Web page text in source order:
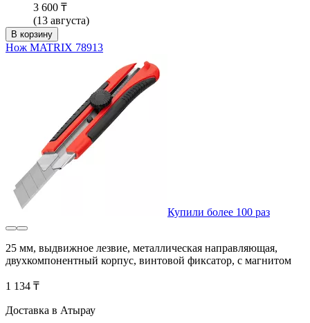
3 600 ₸
(13 августа)
В корзину
Нож MATRIX 78913
Купили более 100 раз
25 мм, выдвижное лезвие, металлическая направляющая,
двухкомпонентный корпус, винтовой фиксатор, с магнитом
1 134 ₸
Доставка в Атырау